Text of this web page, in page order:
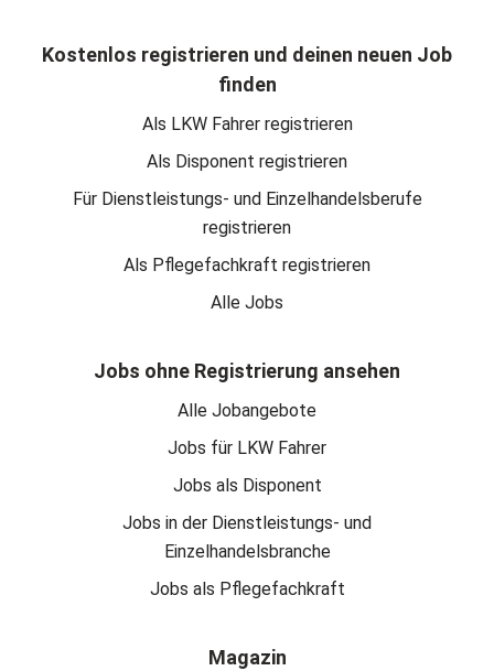
Kostenlos registrieren und deinen neuen Job
finden
Als LKW Fahrer registrieren
Als Disponent registrieren
Für Dienstleistungs- und Einzelhandelsberufe
registrieren
Als Pflegefachkraft registrieren
Alle Jobs
Jobs ohne Registrierung ansehen
Alle Jobangebote
Jobs für LKW Fahrer
Jobs als Disponent
Jobs in der Dienstleistungs- und
Einzelhandelsbranche
Jobs als Pflegefachkraft
Magazin